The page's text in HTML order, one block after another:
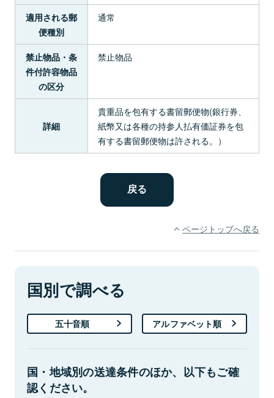
適用される郵
便種別
通常
禁止物品・条
件付許容物品
の区分
禁止物品
詳細
貴重品を包有する書留郵便物(銀行券、
紙幣又は各種の持参人払有価証券を包
有する書留郵便物は許される。）
ページトップへ戻る
国別で調べる
五十音順 アルファベット順
国・地域別の送達条件のほか、以下もご確
認ください。